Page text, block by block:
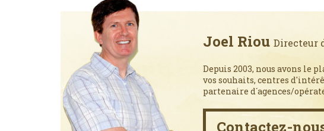
Joel Riou Directeur
Depuis 2003, nous avons le
vos souhaits, centres
partenaire d´agences/
Contactez-